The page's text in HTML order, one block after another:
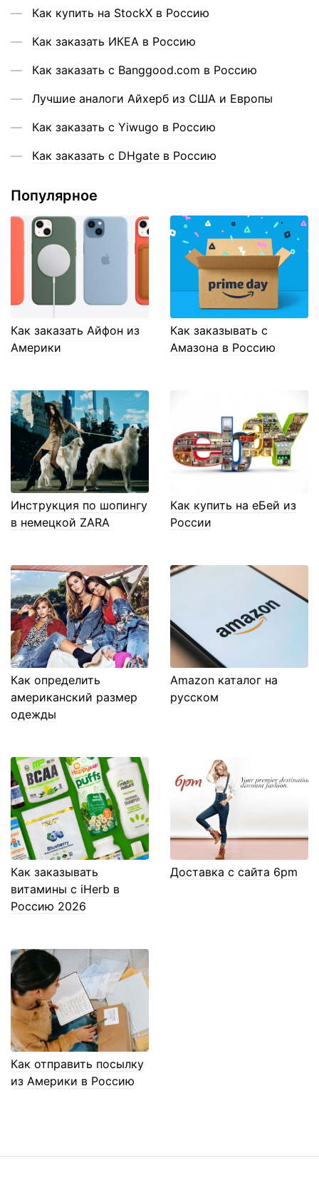
Как купить на StockX в Россию
Как заказать ИКЕА в Россию
Как заказать с Banggood.com в Россию
Лучшие аналоги Айхерб из США и Европы
Как заказать с Yiwugo в Россию
Как заказать с DHgate в Россию
Популярное
Как заказать Айфон из
Америки
Как заказывать с
Амазона в Россию
Инструкция по шопингу
в немецкой ZARA
Как купить на еБей из
России
Как определить
американский размер
одежды
Amazon каталог на
русском
Как заказывать
витамины с iHerb в
Россию 2026
Доставка с сайта 6pm
Как отправить посылку
из Америки в Россию